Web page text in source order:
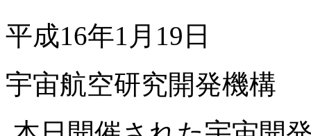
平成16年1月19日
宇宙航空研究開発機構